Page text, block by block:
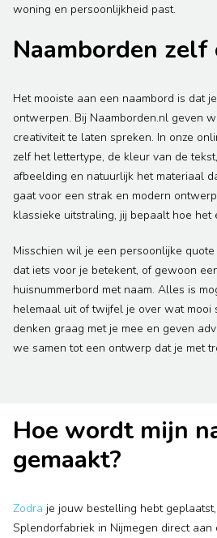
woning en persoonlijkheid past.
Naamborden
Het mooiste aan een naambord is dat
ontwerpen. Bij Naamborden.nl geven
creativiteit te laten spreken. In onze
zelf het lettertype, de kleur van de
afbeelding en natuurlijk het materiaal
gaat voor een strak en modern
klassieke uitstraling, jij bepaalt hoe het
Misschien wil je een persoonlijke
dat iets voor je betekent, of gewoon
huisnummerbord met naam. Alles is
helemaal uit of twijfel je over wat mooi
denken graag met je mee en geven
we samen tot een ontwerp dat je met
Hoe wordt mijn
gemaakt?
Zodra je jouw bestelling hebt
Splendorfabriek in Nijmegen direct